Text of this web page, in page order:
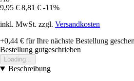
9,95 € 8,81 € -11%
inkl. MwSt. zzgl. Versandkosten
+0,44 € für Ihre nächste Bestellung
Bestellung gutgeschrieben
Loading...
Beschreibung